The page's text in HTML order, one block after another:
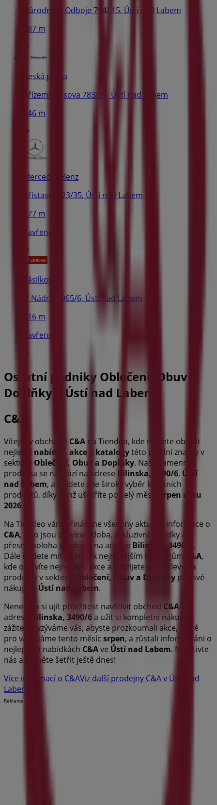
Národního Odboje 794/ 15, Ústí nad Labem
487 m
Česká pošta
přízemí Raisova 783/15, Ústí nad Labem
546 m
Mercedes Benz
Přístavní 823/35, Ústí nad Labem
577 m
Zavřeno
Zásilkovna
U Nádraží 965/6, Ústí nad Labem
616 m
Zavřeno
Ostatní podniky Oblečení, Obuv a
Doplňky v Ústí nad Labem
C&A
Vítejte v obchodě C&A na Tiendeo, kde můžete objevit
nejlepší nabídky , akce katalogytéto přední značky v
sektoru Oblečení, Obuv a Doplňky. Naše kamenná
prodejna se nachází na adrese Bilinska, 3490/6, Ústí
nad Labem, a najdete zde široký výběr kvalitních
produktů, díky nimž ušetříte po celý měsíc
srpen roku
2026.
Na Tiendeo vám přinášíme všechny aktuální informace o
C&A, jako jsou otevírací doba, exkluzivní nabídky a
přesná poloha prodejny na adrese Bilinska, 3490/6 .
Dále budete mít přístup k nejnovějším katalogům
C&A,
kde objevíte nejnovější akce a využijete velké slevy na
produkty v sektoru
Oblečení, Obuv a Doplňky pro své
nákupy v Ústí nad Labem.
Nenechte si ujít příležitost navštívit obchod C&A
adrese
Bilinska, 3490/6 a užít si kompletní nákupní
zážitek. Vyzýváme vás, abyste prozkoumali akce, které
pro vás máme tento měsíc srpen, a zůstali informováni o
nejlepších nabídkách C&Ave Ústí nad Labem. Navštivte
nás a začněte šetřit ještě dnes!
Více informací o C&AViz další prodejny C&A v Ústí nad
Labem
Reklama